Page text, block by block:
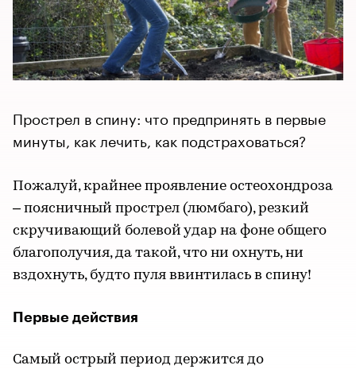
Прострел в спину: что предпринять в первые
минуты, как лечить, как подстраховаться?
Пожалуй, крайнее проявление остеохондроза
– поясничный прострел (люмбаго), резкий
скручивающий болевой удар на фоне общего
благополучия, да такой, что ни охнуть, ни
вздохнуть, будто пуля ввинтилась в спину!
Первые действия
Самый острый период держится до